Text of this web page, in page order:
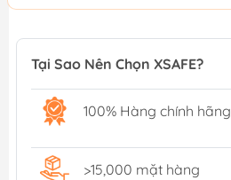
Tại Sao Nên Chọn XSAFE?
100% Hàng chính hãng
>15,000 mặt hàng